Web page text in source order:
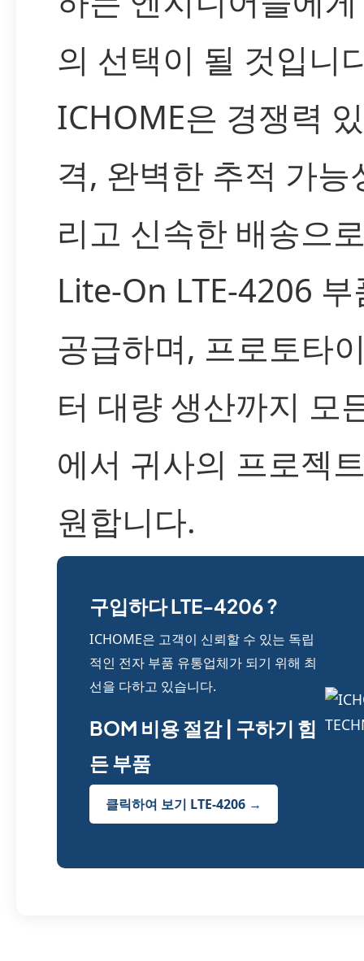
의 선택이 될 것입니
ICHOME은 경쟁력
격, 완벽한 추적 가능
리고 신속한 배송으
Lite-On LTE-4206
공급하며, 프로토타
터 대량 생산까지 모
에서 귀사의 프로젝
원합니다.
구입하다 LTE-4206 ?
ICHOME은 고객이 신뢰할 수 있는 독립
적인 전자 부품 유통업체가 되기 위해 최
선을 다하고 있습니다.
BOM 비용 절감 | 구하기 힘
든 부품
클릭하여 보기 LTE-4206 →